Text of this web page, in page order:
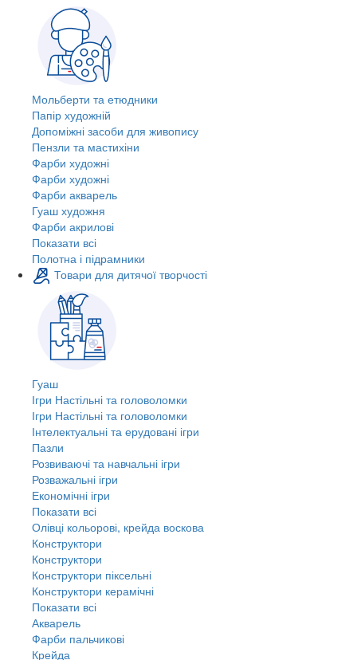
Мольберти та етюдники
Папір художній
Допоміжні засоби для живопису
Пензли та мастихіни
Фарби художні
Фарби художні
Фарби акварель
Гуаш художня
Фарби акрилові
Показати всі
Полотна і підрамники
Товари для дитячої творчості
Гуаш
Ігри Настільні та головоломки
Ігри Настільні та головоломки
Інтелектуальні та ерудовані ігри
Пазли
Розвиваючі та навчальні ігри
Розважальні ігри
Економічні ігри
Показати всі
Олівці кольорові, крейда воскова
Конструктори
Конструктори
Конструктори піксельні
Конструктори керамічні
Показати всі
Акварель
Фарби пальчикові
Крейда